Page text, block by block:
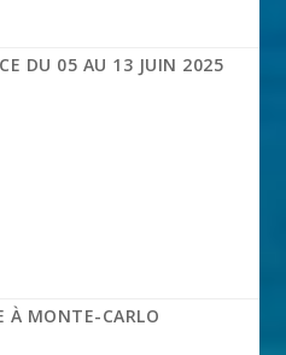
DU 05 AU 13 JUIN 2025
À MONTE-CARLO